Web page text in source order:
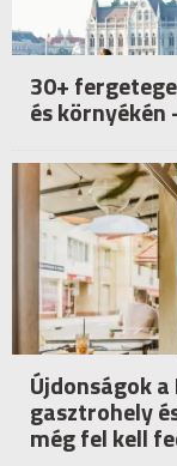
30+
és környékén
Újdonságok
gasztrohely
még fel kell